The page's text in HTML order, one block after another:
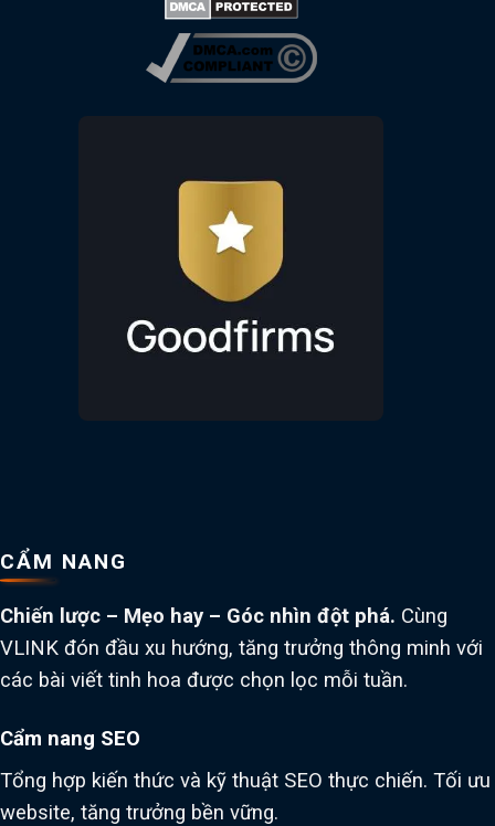
CẨM NANG
Chiến lược – Mẹo hay – Góc nhìn đột phá. Cùng
VLINK đón đầu xu hướng, tăng trưởng thông minh với
các bài viết tinh hoa được chọn lọc mỗi tuần.
Cẩm nang SEO
Tổng hợp kiến thức và kỹ thuật SEO thực chiến. Tối ưu
website, tăng trưởng bền vững.